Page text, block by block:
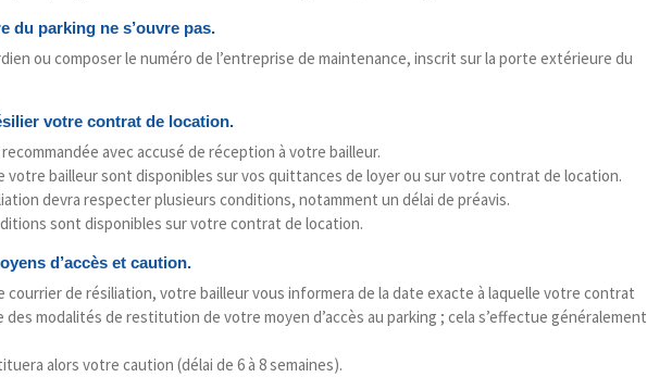
du parking ne s’ouvre pas.
ou composer le numéro de l’entreprise de maintenance, inscrit sur la porte extérieure du
votre contrat de location.
avec accusé de réception à votre bailleur.
votre bailleur sont disponibles sur vos quittances de loyer ou sur votre contrat de location.
devra respecter plusieurs conditions, notamment un délai de préavis.
sont disponibles sur votre contrat de location.
d’accès et caution.
courrier de résiliation, votre bailleur vous informera de la date exacte à laquelle votre contrat
des modalités de restitution de votre moyen d’accès au parking ; cela s’effectue généralement
alors votre caution (délai de 6 à 8 semaines).